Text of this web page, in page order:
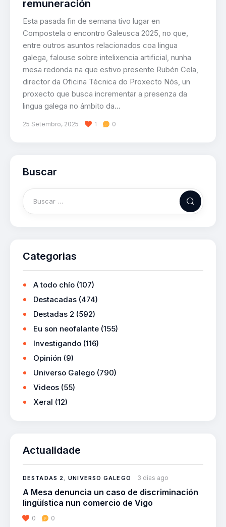
remuneración
Esta pasada fin de semana tivo lugar en
Compostela o encontro Galeusca 2025, no que,
entre outros asuntos relacionados coa lingua
galega, falouse sobre intelixencia artificial, nunha
mesa redonda na que estivo presente Rubén Cela,
director da Oficina Técnica do Proxecto Nós, un
proxecto que busca incrementar a presenza da
lingua galega no ámbito da…
25 Setembro, 2025 1 0
Buscar
Categorias
A todo chío (107)
Destacadas (474)
Destadas 2 (592)
Eu son neofalante (155)
Investigando (116)
Opinión (9)
Universo Galego (790)
Videos (55)
Xeral (12)
Actualidade
DESTADAS 2,UNIVERSO GALEGO 3 días ago
A Mesa denuncia un caso de discriminación
lingüística nun comercio de Vigo
0 0